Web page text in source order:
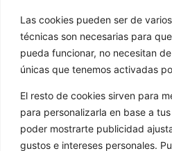
Las cookies pueden ser de
técnicas son necesarias para
pueda funcionar, no necesitan
únicas que tenemos activadas
El resto de cookies sirven para
para personalizarla en base a
poder mostrarte publicidad
gustos e intereses personales.
Nuestros formatos
Noticias
Galería de imágenes
Contacto
ENLACES
Aviso Legal